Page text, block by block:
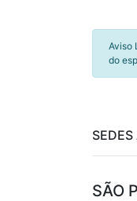
Aviso
do
SEDES
SÃO